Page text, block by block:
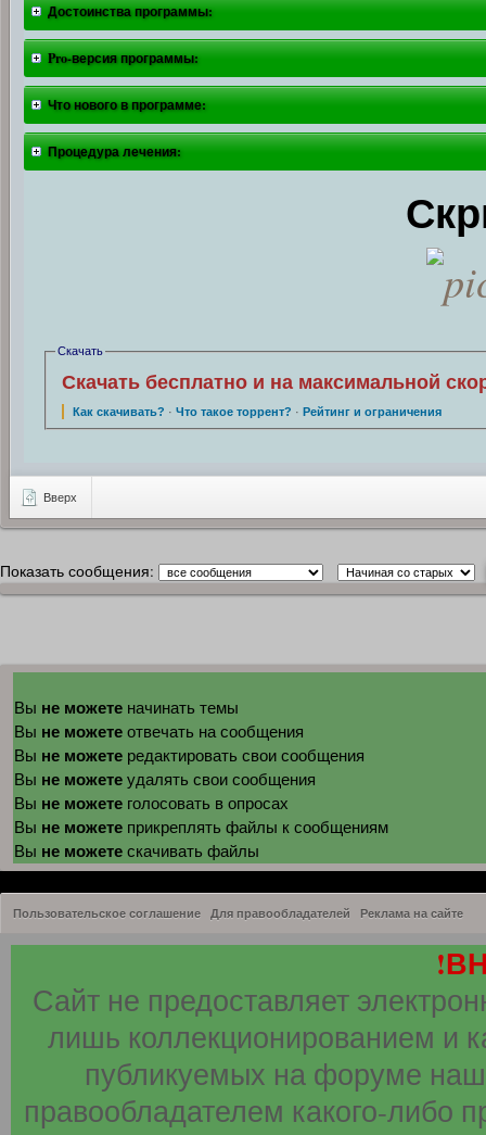
Достоинства программы:
Pro-версия программы:
Что нового в программе:
Процедура лечения:
Скачать
Скачать бесплатно и на максимальной
Как скачивать? ·Что такое торрент? ·Рейтинг и ограничения
Вверх
Показать сообщения:
Вы не можете начинать темы
Вы не можете отвечать на сообщения
Вы не можете редактировать свои сообщения
Вы не можете удалять свои сообщения
Вы не можете голосовать в опросах
Вы не можете прикреплять файлы к сообщениям
Вы не можете скачивать файлы
Пользовательское соглашение Для правообладателей Реклама на сайте
Сайт не предоставляет
лишь коллекционированием и
публикуемых на форуме
правообладателем какого-либо